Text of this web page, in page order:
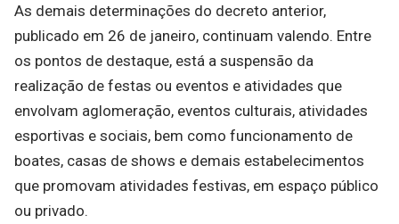
As demais determinações do decreto anterior,
publicado em 26 de janeiro, continuam valendo. Entre
os pontos de destaque, está a suspensão da
realização de festas ou eventos e atividades que
envolvam aglomeração, eventos culturais, atividades
esportivas e sociais, bem como funcionamento de
boates, casas de shows e demais estabelecimentos
que promovam atividades festivas, em espaço público
ou privado.